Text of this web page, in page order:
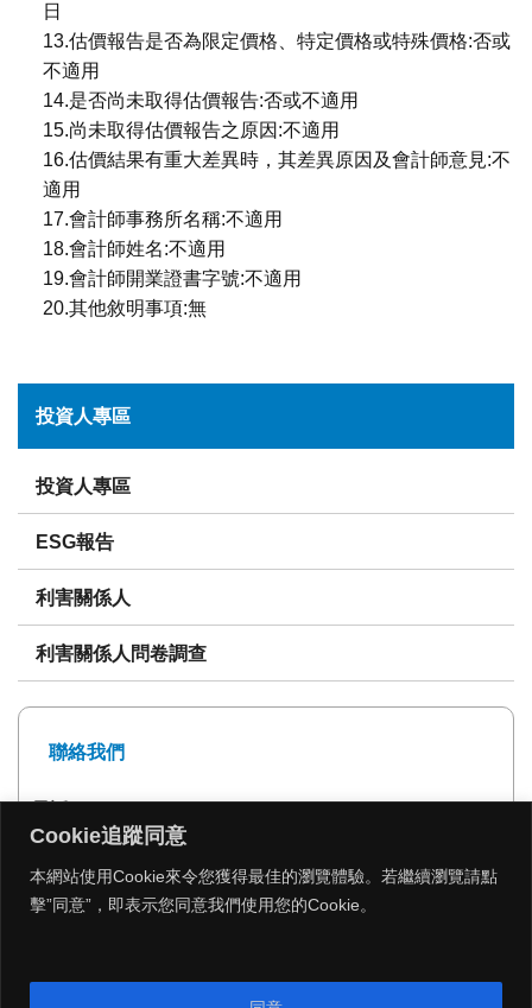
Cookie追蹤同意
本網站使用Cookie來令您獲得最佳的瀏覽體驗。若繼續瀏覽請點
擊”同意”，即表示您同意我們使用您的Cookie。
投資人專區
投資人專區
ESG報告
利害關係人
利害關係人問卷調查
聯絡我們
電話: 02-27239999
傳真: 02-27293399
日
13.估價報告是否為限定價格、特定價格或特殊價格:否或
不適用
14.是否尚未取得估價報告:否或不適用
15.尚未取得估價報告之原因:不適用
16.估價結果有重大差異時，其差異原因及會計師意見:不
適用
17.會計師事務所名稱:不適用
18.會計師姓名:不適用
19.會計師開業證書字號:不適用
20.其他敘明事項:無
MENU